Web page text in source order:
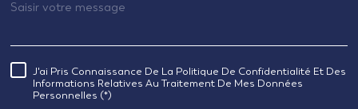
RÈGLEMENTATION
J'ai Pris Connaissance De La Politique De Confidentialité Et Des
Informations Relatives Au Traitement De Mes Données
Personnelles (*)